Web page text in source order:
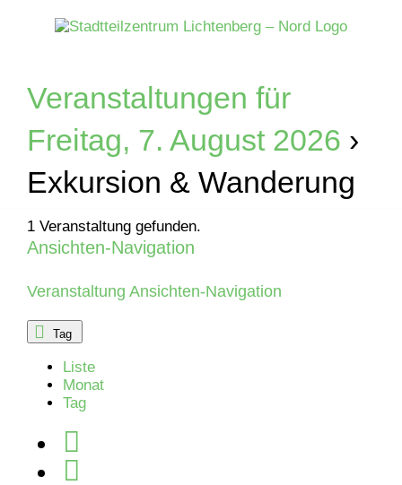
Veranstaltungen für
Freitag, 7. August 2026 ›
Exkursion & Wanderung
1 Veranstaltung gefunden.
Veranstaltungen
für
Dienstag,
2.
Dezember
2025
Ansichten-Navigation
Veranstaltung Ansichten-Navigation
Tag
Liste
Monat
Tag